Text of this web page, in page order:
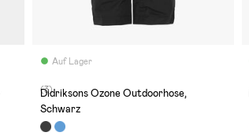
Auf Lager
(3)
Didriksons Ozone Outdoorhose,
Schwarz